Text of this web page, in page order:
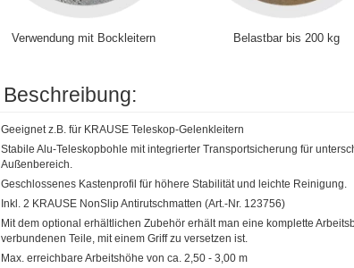
Verwendung mit Bockleitern Belastbar bis 200 kg
Beschreibung:
Geeignet z.B. für KRAUSE Teleskop-Gelenkleitern
Stabile Alu-Teleskopbohle mit integrierter Transportsicherung für
Außenbereich.
Geschlossenes Kastenprofil für höhere Stabilität und leichte Reinigung.
Inkl. 2 KRAUSE NonSlip Antirutschmatten (Art.-Nr. 123756)
Mit dem optional erhältlichen Zubehör erhält man eine komplette
verbundenen Teile, mit einem Griff zu versetzen ist.
Max. erreichbare Arbeitshöhe von ca. 2,50 - 3,00 m